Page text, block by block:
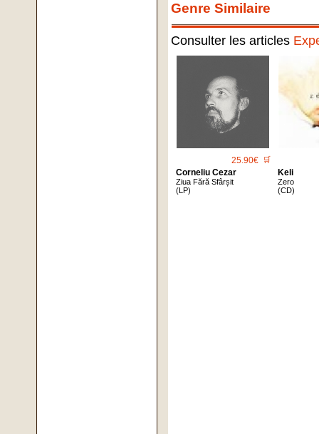
Genre Similaire
Consulter les articles
25.90€ 🛒
Corneliu Cezar
Ziua Fără Sfârșit
(LP)
Keli
Zero
(CD)